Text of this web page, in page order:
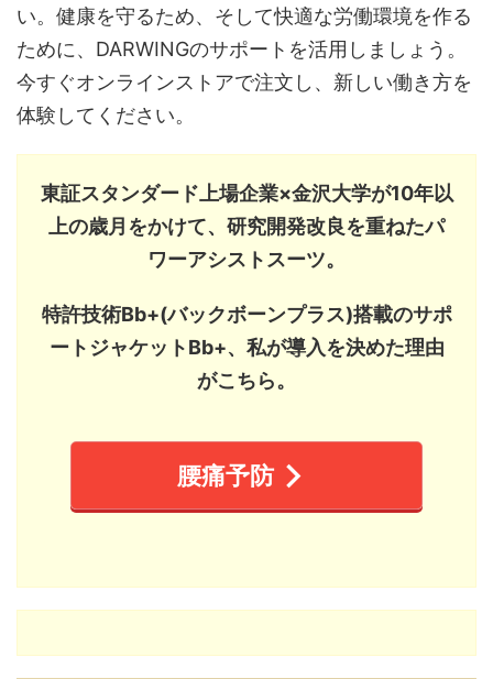
い。健康を守るため、そして快適な労働環境を作る
ために、DARWINGのサポートを活用しましょう。
今すぐオンラインストアで注文し、新しい働き方を
体験してください。
東証スタンダード上場企業×金沢大学が10年以
上の歳月をかけて、研究開発改良を重ねたパ
ワーアシストスーツ。
特許技術Bb+(バックボーンプラス)搭載のサポ
ートジャケットBb+、私が導入を決めた理由
がこちら。
腰痛予防